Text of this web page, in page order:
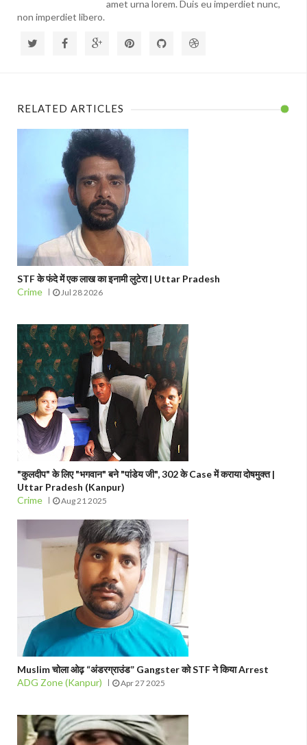
amet urna lorem. Duis eu imperdiet nunc,
non imperdiet libero.
RELATED ARTICLES
STF के फंदे में एक लाख का इनामी लुटेरा | Uttar Pradesh
Crime
Jul 28 2026
"कुलदीप" के लिए "भगवान" बने "पांडेय जी", 302 के Case में कराया दोषमुक्त |
Uttar Pradesh (Kanpur)
Crime
Aug 21 2025
Muslim चोला ओढ़ “अंडरग्राउंड” Gangster को STF ने किया Arrest
ADG Zone (Kanpur)
Apr 27 2025